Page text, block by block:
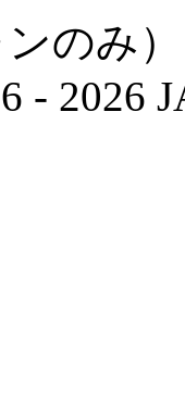
のみ）
- 2026